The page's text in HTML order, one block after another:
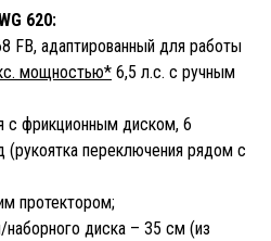
620:
FB, адаптированный для работы
мощностью* 6,5 л.с. с ручным
с фрикционным диском, 6
(рукоятка переключения рядом с
протектором;
диска – 35 см (из